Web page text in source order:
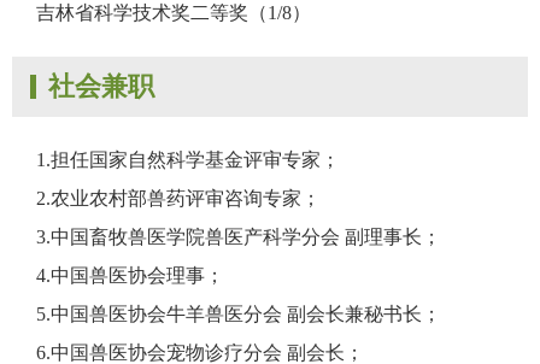
吉林省科学技术奖二等奖（1/8）
社会兼职
1.担任国家自然科学基金评审专家；
2.农业农村部兽药评审咨询专家；
3.中国畜牧兽医学院兽医产科学分会 副理事长；
4.中国兽医协会理事；
5.中国兽医协会牛羊兽医分会 副会长兼秘书长；
6.中国兽医协会宠物诊疗分会 副会长；